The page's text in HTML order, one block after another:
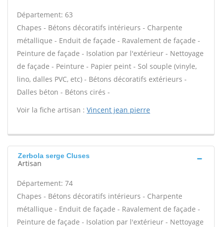
Département: 63
Chapes - Bétons décoratifs intérieurs - Charpente
métallique - Enduit de façade - Ravalement de façade -
Peinture de façade - Isolation par l'extérieur - Nettoyage
de façade - Peinture - Papier peint - Sol souple (vinyle,
lino, dalles PVC, etc) - Bétons décoratifs extérieurs -
Dalles béton - Bétons cirés -
Voir la fiche artisan : Vincent jean pierre
Zerbola serge Cluses
Artisan
Département: 74
Chapes - Bétons décoratifs intérieurs - Charpente
métallique - Enduit de façade - Ravalement de façade -
Peinture de façade - Isolation par l'extérieur - Nettoyage